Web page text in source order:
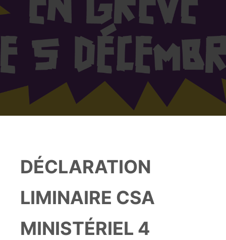
DÉCLARATION
LIMINAIRE CSA
MINISTÉRIEL 4